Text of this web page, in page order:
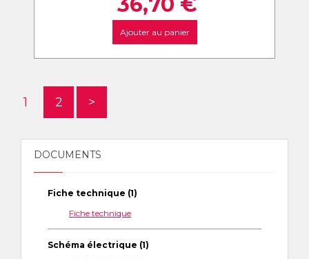
Ajouter au panier
1 2 >
DOCUMENTS
Fiche technique (1)
Fiche technique
Schéma électrique (1)